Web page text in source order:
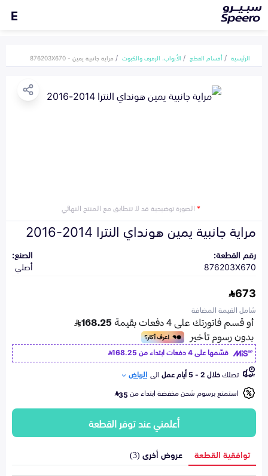
E
الرئيسية أقسام القطع الأبواب، الرفرف والكبوت مراية جانبية يمين - 876203X670
*الصورة توضيحية قد لا تتطابق مع المنتج النهائي
مراية جانبية يمين هونداي النترا 2014-2016
رقم القطعة:
876203X670
الصنع:
أصلي
673
شامل القيمة المضافة
قسّمها على 4 دفعات ابتداء من
168.25
تصلكخلال 2 - 5 أيام عمل الى الرياض
استمتع برسوم شحن مخفضة ابتداء من35
أعلمني عند توفر القطعة
توافقية القطعة عروض أخرى (3)